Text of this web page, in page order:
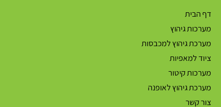
דף הבית
מערכות גיהוץ
מערכת גיהוץ למכבסות
ציוד למאפיות
מערכות קיטור
מערכת גיהוץ לאופנה
צור קשר